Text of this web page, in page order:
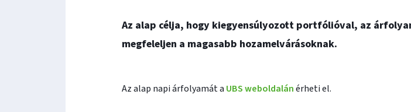
Az alap célja, hogy kiegyensúlyozott portfólióval, az
megfeleljen a magasabb hozamelvárásoknak.
Az alap napi árfolyamát a UBS weboldalánérheti el.